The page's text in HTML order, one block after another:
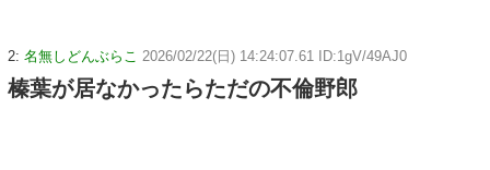
2: 名無しどんぶらこ 2026/02/22(日) 14:24:07.61 ID:1gV/49AJ0
榛葉が居なかったらただの不倫野郎